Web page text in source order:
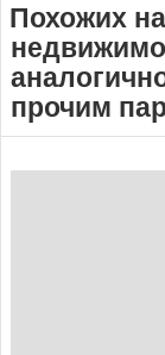
Похожих
прочим